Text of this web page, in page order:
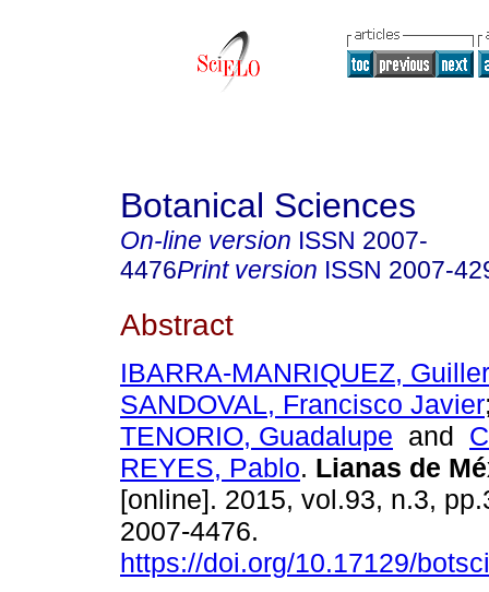
Botanical Sciences
On-line version ISSN 2007-
4476Print version ISSN 2007-
Abstract
IBARRA-MANRIQUEZ,
SANDOVAL, Francisco Javier
TENORIO, Guadalupe and
REYES, Pablo. Lianas de
[online]. 2015, vol.93, n.3,
2007-4476.
https://doi.org/10.17129/